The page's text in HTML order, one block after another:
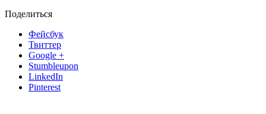
Поделиться
Фейсбук
Твиттер
Google +
Stumbleupon
LinkedIn
Pinterest